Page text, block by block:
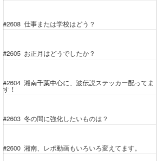
#2608 仕事または学校はどう？
#2605 お正月はどうでしたか？
#2604 湘南千葉中心に、波伝説ステッカー配ってま
す！
#2603 冬の間に強化したいものは？
#2600 湘南、レポ動画もいろいろ変えてます。